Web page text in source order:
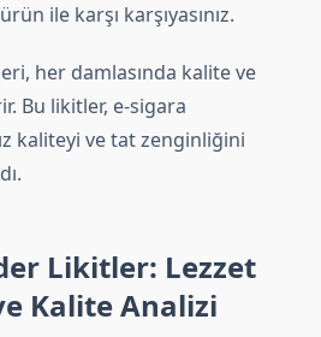
ile karşı karşıyasınız.
her damlasında kalite ve
Bu likitler, e-sigara
kaliteyi ve tat zenginliğini
Likitler: Lezzet
Kalite Analizi